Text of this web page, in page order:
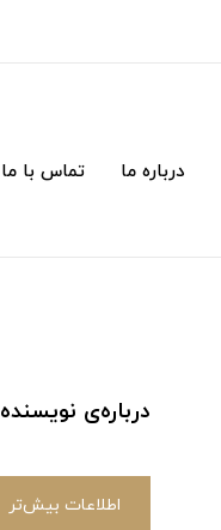
درباره ما تماس با ما
درباره‌ی نویسنده
اطلاعات بیش‌تر